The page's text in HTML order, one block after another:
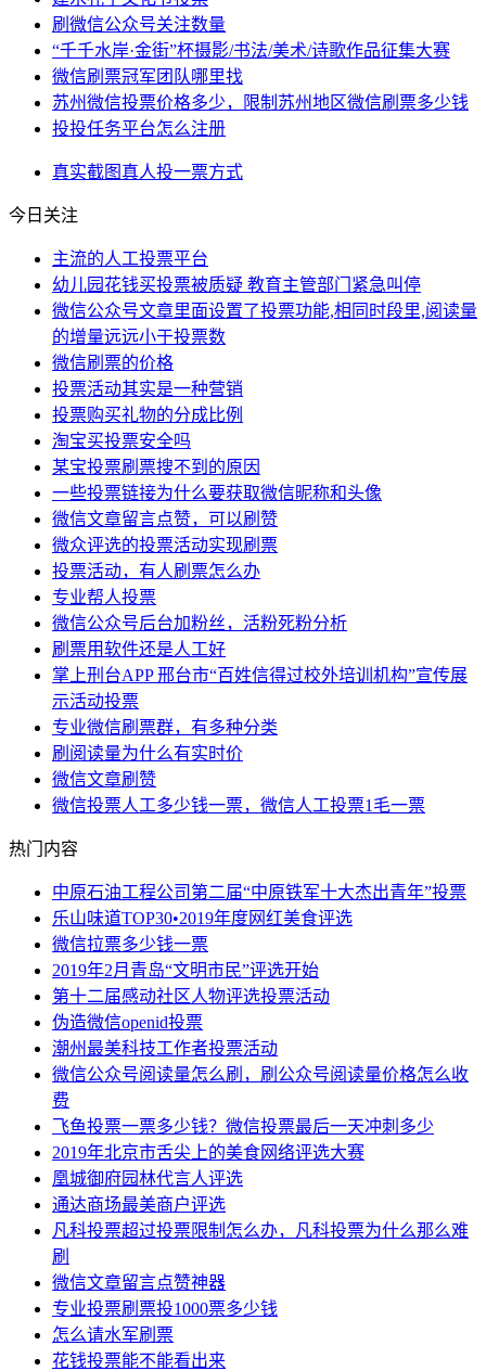
刷微信公众号关注数量
“千千水岸·金街”杯摄影/书法/美术/诗歌作品征集大赛
微信刷票冠军团队哪里找
苏州微信投票价格多少，限制苏州地区微信刷票多少钱
投投任务平台怎么注册
真实截图 真人投一票方式
今日关注
主流的人工投票平台
幼儿园花钱买投票被质疑 教育主管部门紧急叫停
微信公众号文章里面设置了投票功能,相同时段里,阅读量
的增量远远小于投票数
微信刷票的价格
投票活动其实是一种营销
投票购买礼物的分成比例
淘宝买投票安全吗
某宝投票刷票搜不到的原因
一些投票链接为什么要获取微信昵称和头像
微信文章留言点赞，可以刷赞
微众评选的投票活动实现刷票
投票活动，有人刷票怎么办
专业帮人投票
微信公众号后台加粉丝，活粉死粉分析
刷票用软件还是人工好
掌上刑台APP 邢台市“百姓信得过校外培训机构”宣传展
示活动投票
专业微信刷票群，有多种分类
刷阅读量为什么有实时价
微信文章刷赞
微信投票人工多少钱一票，微信人工投票1毛一票
热门内容
中原石油工程公司第二届“中原铁军十大杰出青年”投票
乐山味道TOP30•2019年度网红美食评选
微信拉票多少钱一票
2019年2月青岛“文明市民”评选开始
第十二届感动社区人物评选投票活动
伪造微信openid投票
潮州最美科技工作者投票活动
微信公众号阅读量怎么刷，刷公众号阅读量价格怎么收
费
飞鱼投票一票多少钱？微信投票最后一天冲刺多少
2019年北京市舌尖上的美食网络评选大赛
凰城御府园林代言人评选
通达商场最美商户评选
凡科投票超过投票限制怎么办，凡科投票为什么那么难
刷
微信文章留言点赞神器
专业投票刷票投1000票多少钱
怎么请水军刷票
花钱投票能不能看出来